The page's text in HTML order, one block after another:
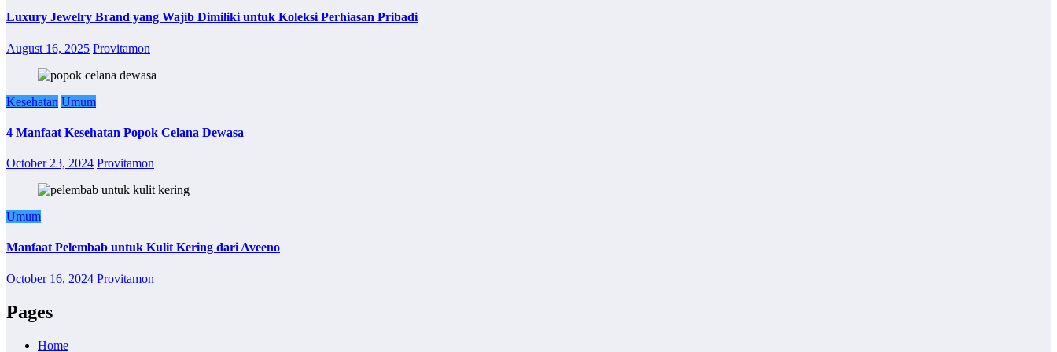
Luxury Jewelry Brand yang Wajib Dimiliki untuk Koleksi Perhiasan Pribadi
August 16, 2025 Provitamon
Kesehatan Umum
4 Manfaat Kesehatan Popok Celana Dewasa
October 23, 2024 Provitamon
Umum
Manfaat Pelembab untuk Kulit Kering dari Aveeno
October 16, 2024 Provitamon
Pages
Home